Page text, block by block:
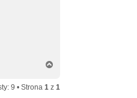
g
ó
9 • Strona 1z 1